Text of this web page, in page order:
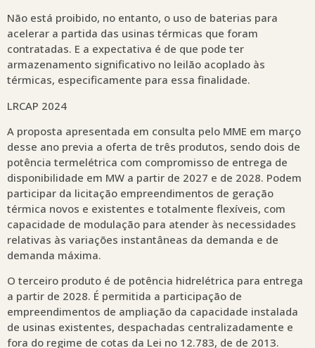
Não está proibido, no entanto, o uso de baterias para
acelerar a partida das usinas térmicas que foram
contratadas. E a expectativa é de que pode ter
armazenamento significativo no leilão acoplado às
térmicas, especificamente para essa finalidade.
LRCAP 2024
A proposta apresentada em consulta pelo MME em março
desse ano previa a oferta de três produtos, sendo dois de
potência termelétrica com compromisso de entrega de
disponibilidade em MW a partir de 2027 e de 2028. Podem
participar da licitação empreendimentos de geração
térmica novos e existentes e totalmente flexíveis, com
capacidade de modulação para atender às necessidades
relativas às variações instantâneas da demanda e de
demanda máxima.
O terceiro produto é de potência hidrelétrica para entrega
a partir de 2028. É permitida a participação de
empreendimentos de ampliação da capacidade instalada
de usinas existentes, despachadas centralizadamente e
fora do regime de cotas da Lei no 12.783, de de 2013.